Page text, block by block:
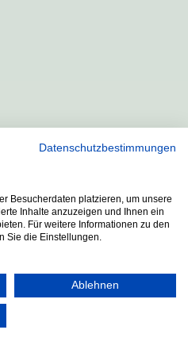
Datenschutzbestimmungen
Besucherdaten platzieren, um unsere
Inhalte anzuzeigen und Ihnen ein
Für weitere Informationen zu den
Sie die Einstellungen.
Ablehnen